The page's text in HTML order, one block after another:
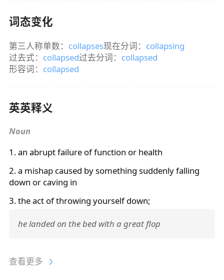
词态变化
第三人称单数： collapses现在分词： collapsing
过去式： collapsed过去分词： collapsed
形容词： collapsed
英英释义
Noun
1. an abrupt failure of function or health
2. a mishap caused by something suddenly falling
down or caving in
3. the act of throwing yourself down;
he landed on the bed with a great flop
查看更多